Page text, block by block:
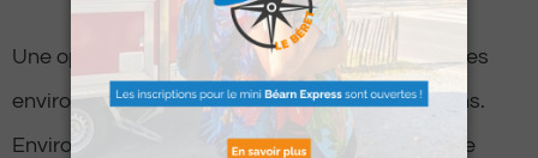
Une opération escargot est planifiée à Pau et ses
environs, prévoyant d’importantes perturbations.
Environ une centaine de chauffeurs de Bayonne